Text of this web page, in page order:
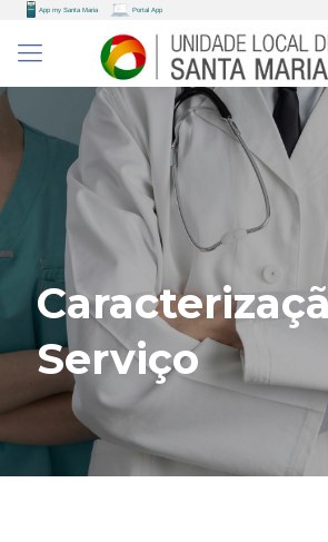
Serviço